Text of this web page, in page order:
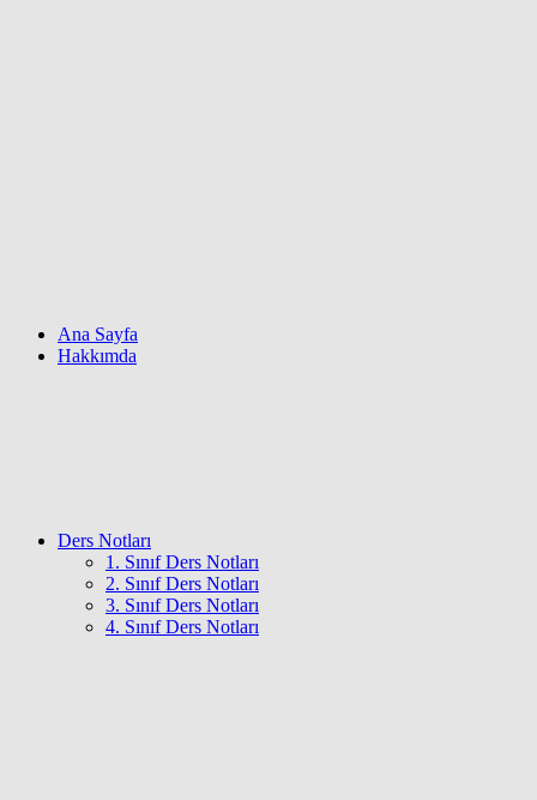
Ana Sayfa
Hakkımda
Ders Notları
1. Sınıf Ders Notları
2. Sınıf Ders Notları
3. Sınıf Ders Notları
4. Sınıf Ders Notları